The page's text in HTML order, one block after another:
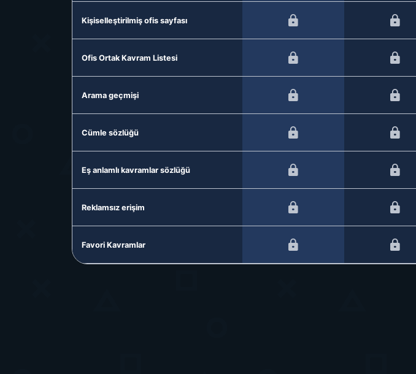
Kişiselleştirilmiş ofis sayfası
Ofis Ortak Kavram Listesi
Arama geçmişi
Cümle sözlüğü
Eş anlamlı kavramlar sözlüğü
Reklamsız erişim
Favori Kavramlar